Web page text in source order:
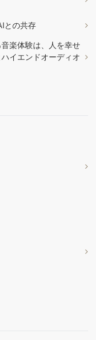
との共存
音楽体験は、人を幸せ
イエンドオーディオ